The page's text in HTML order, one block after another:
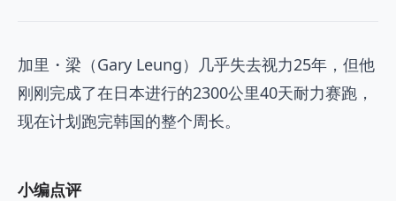
加里・梁（Gary Leung）几乎失去视力25年，但他
刚刚完成了在日本进行的2300公里40天耐力赛跑，
现在计划跑完韩国的整个周长。
小编点评